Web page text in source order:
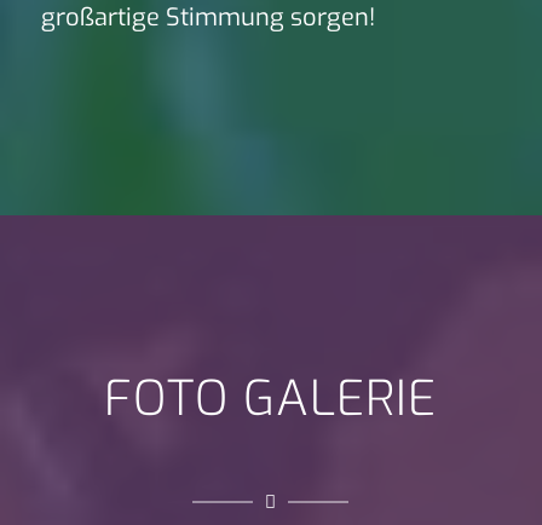
großartige Stimmung sorgen!
FOTO GALERIE